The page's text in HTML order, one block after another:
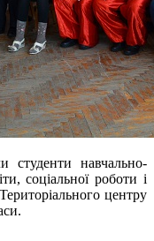
студенти навчально-
соціальної роботи і
центру